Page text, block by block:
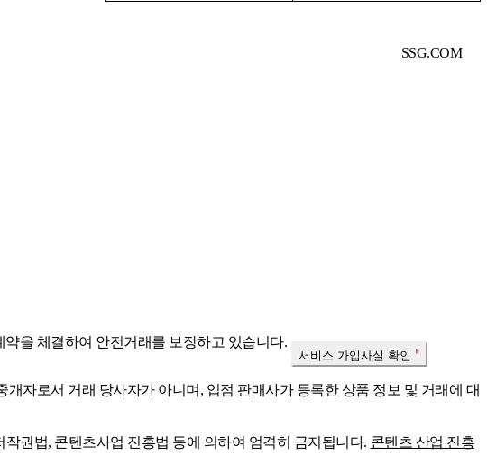
SSG.COM
을 체결하여 안전거래를 보장하고 있습니다.
서비스 가입사실 확인
자로서 거래 당사자가 아니며, 입점 판매사가 등록한 상품 정보 및 거래에 대
권법, 콘텐츠사업 진흥법 등에 의하여 엄격히 금지됩니다. 콘텐츠 산업 진흥